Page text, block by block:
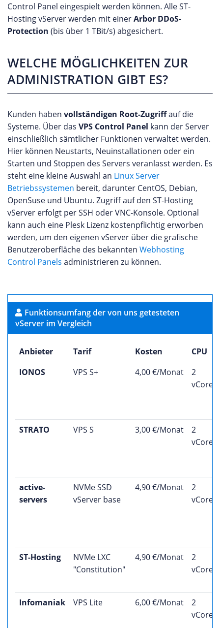
Control Panel eingespielt werden können. Alle ST-
Hosting vServer werden mit einerArbor DDoS-
Protection (bis über 1 TBit/s) abgesichert.
WELCHE MÖGLICHKEITEN ZUR
ADMINISTRATION GIBT ES?
Kunden haben vollständigen Root-Zugriffauf die
Systeme. Über das VPS Control Panel kann der Server
einschließlich sämtlicher Funktionen verwaltet werden.
Hier können Neustarts, Neuinstallationen oder ein
Starten und Stoppen des Servers veranlasst werden. Es
steht eine kleine Auswahl an Linux Server
Betriebssystemen bereit, darunter CentOS, Debian,
OpenSuse und Ubuntu. Zugriff auf den ST-Hosting
vServer erfolgt per SSH oder VNC-Konsole. Optional
kann auch eine Plesk Lizenz kostenpflichtig erworben
werden, um den eigenen vServer über die grafische
Benutzeroberfläche des bekannten Webhosting
Control Panels administrieren zu können.
Funktionsumfang der von uns getesteten
vServer im Vergleich
Anbieter Tarif Kosten
CPU
IONOS
VPS S+ 4,00 €/Monat
2
vCores
STRATO VPS S 3,00 €/Monat
2
vCores
active-
servers
NVMe SSD
vServer base
4,90 €/Monat
2
vCores
ST-Hosting
NVMe LXC
"Constitution"
4,90 €/Monat
2
vCores
Infomaniak VPS Lite 6,00 €/Monat
2
vCores